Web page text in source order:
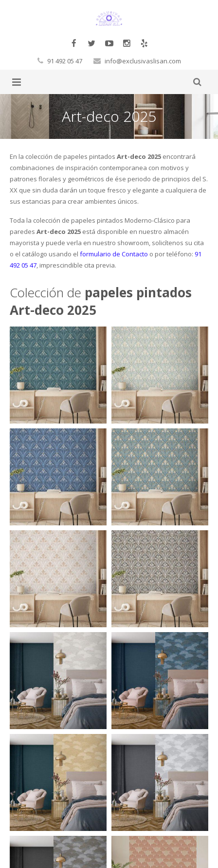
91 492 05 47 info@exclusivaslisan.com
Productos
Complementos
Cornisas
Vigas
Rosetones
Placas de techo
Piedras
Estanterias
Pegamentos
Hb Fuller
Masillas
Siliconas
Corcho
Corcho de pared
Pinwall
Corcho de suelo
Rollos y Planchas Industriales
Revestimientos de pared
My Wall
FotoMurales
Cesped artificial
Felpudos y estriberas de caucho
Tarimas
Flotante
Baltic Wood
Boen
Laminadas
FinFloor
Outlet Krono Original
Galea Floor
Purefloor
Macizas
Vinílicas
Gerflor
Aislantes
DB Cover
Provent
Izoboard
Finsa
Depron para paredes
Rodapié laminado
Rodapié aglomerado
Rodapié crudo
Rodapié lacado
Juntas de Remate
Laminadas
Metalicas
PVC
Productos de mantenimiento
Bona Care
La Solucion
Exclusivos
Decoración Moderno-Clásico
Contract
Textiles
Infantil – Juvenil
Glamora
Orac
Revestimientos 3D
Cornisas Orac
Molduras Orac
Perfiles de iluminación indirecta
Catálogos Orac
Sueños de Cigüeña
El Blog
Empresa
Art-deco 2025
En la colección de papeles pintados Art-deco 2025 encontrará
combinaciones de inspiración contemporanea con motivos y
patrones florales y geométricos de ése periodo de principios del S.
XX que sin duda darán un toque fresco y elegante a cualquiera de
sus estancias para crear ambientes únicos.
Toda la colección de papeles pintados Moderno-Clásico para
paredes Art-deco 2025 está disponible en nuestro almacén
mayorista y puede verla en nuestro showroom, solicítenos su cita
o el catálogo usando el formulario de Contacto o por teléfono: 91
492 05 47, imprescindible cita previa.
Colección de papeles pintados
Art-deco 2025